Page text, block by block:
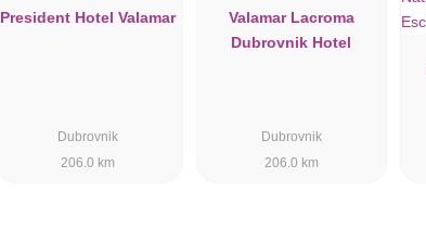
President Hotel Valamar
Dubrovnik
206.0 km
Valamar Lacroma
Dubrovnik Hotel
Dubrovnik
206.0 km